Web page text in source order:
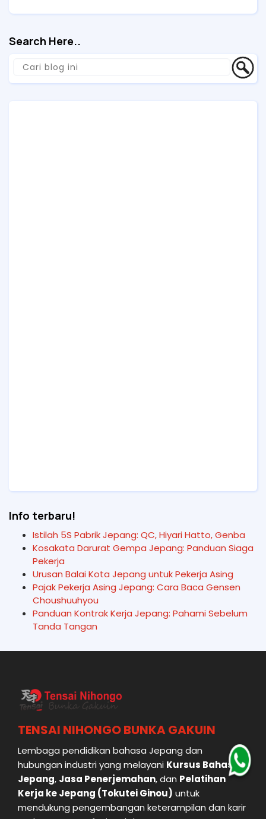
Search Here..
Info terbaru!
Istilah 5S Pabrik Jepang: QC, Hiyari Hatto, Genba
Kosakata Darurat Gempa Jepang: Panduan Siaga
Pekerja
Urusan Balai Kota Jepang untuk Pekerja Asing
Pajak Pekerja Asing Jepang: Cara Baca Gensen
Choushuuhyou
Panduan Kontrak Kerja Jepang: Pahami Sebelum
Tanda Tangan
TENSAI NIHONGO BUNKA GAKUIN
Lembaga pendidikan bahasa Jepang dan
hubungan industri yang melayani Kursus Bahasa
Jepang, Jasa Penerjemahan, dan Pelatihan
Kerja ke Jepang (Tokutei Ginou) untuk
mendukung pengembangan keterampilan dan karir